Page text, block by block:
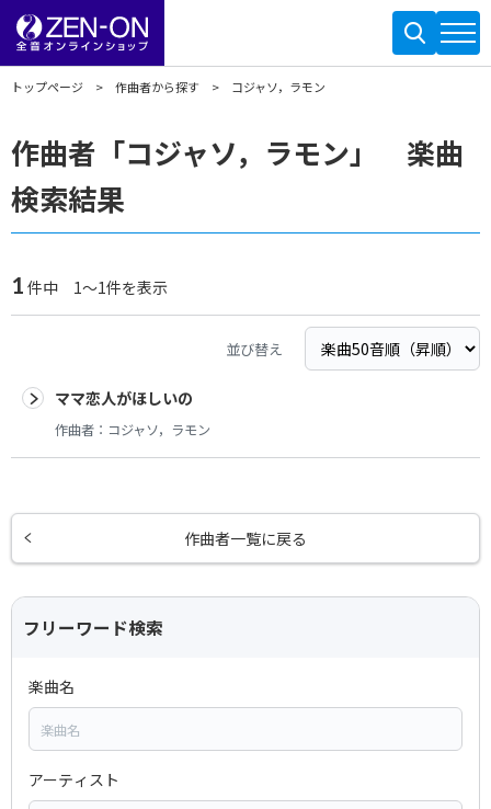
トップページ 作曲者から探す コジャソ，ラモン
作曲者「コジャソ，ラモン」 楽曲
検索結果
1 件中 1～1件を表示
並び替え
ママ恋人がほしいの
作曲者： コジャソ，ラモン
作曲者一覧に戻る
フリーワード検索
楽曲名
アーティスト